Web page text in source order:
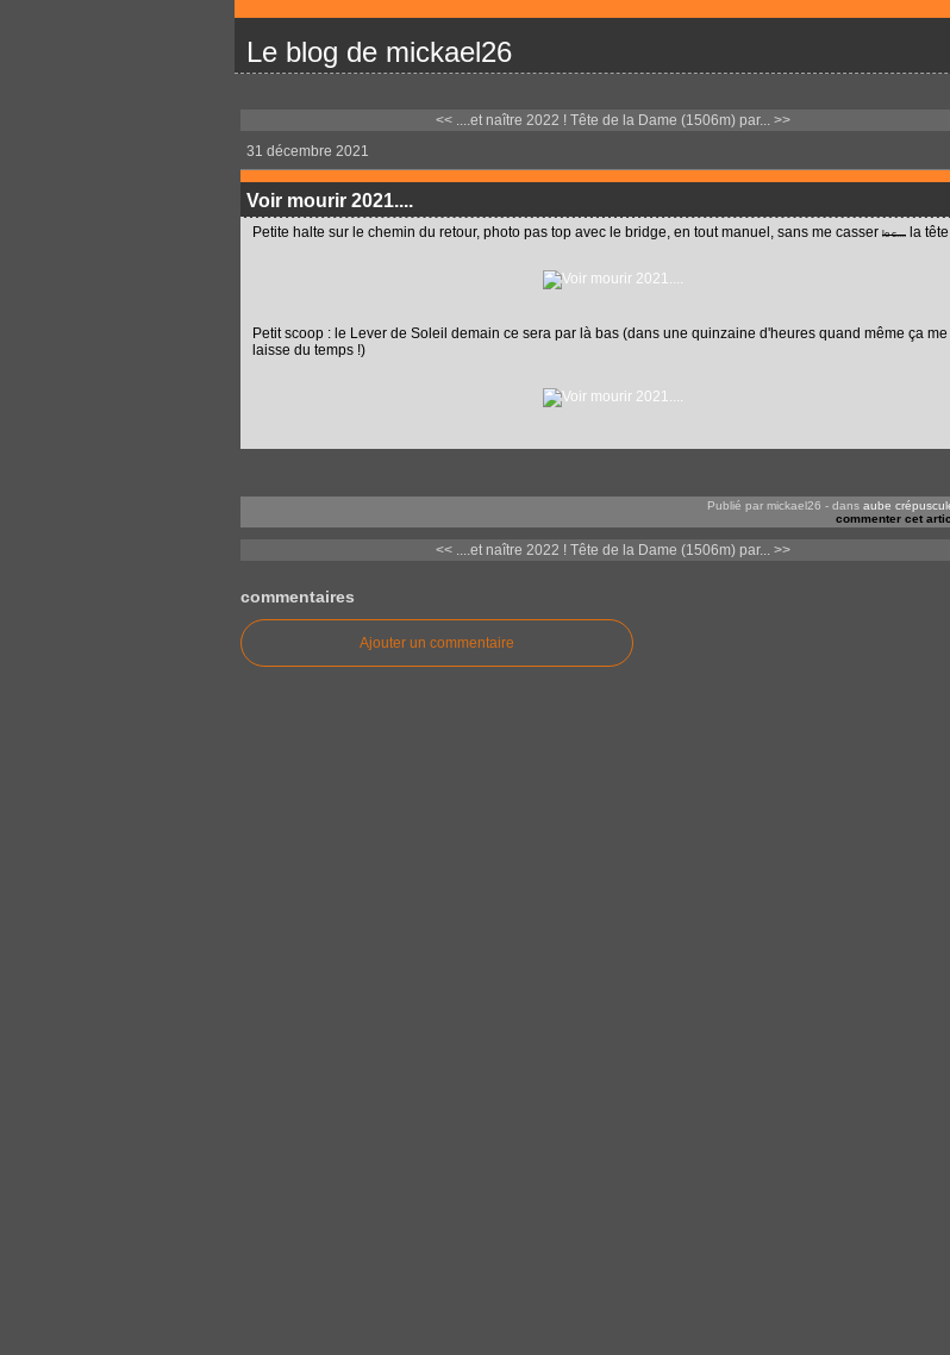
Le blog de mickael26
<< ....et naître 2022 ! Tête de la Dame (1506m) par... >>
31 décembre 2021
Voir mourir 2021....
Petite halte sur le chemin du retour, photo pas top avec le bridge, en tout manuel, sans me casser le c.... la tête
Petit scoop : le Lever de Soleil demain ce sera par là bas (dans une quinzaine d'heures quand même ça me
laisse du temps !)
Publié par mickael26 - dans aube
commenter cet
<< ....et naître 2022 ! Tête de la Dame (1506m) par... >>
commentaires
Ajouter un commentaire